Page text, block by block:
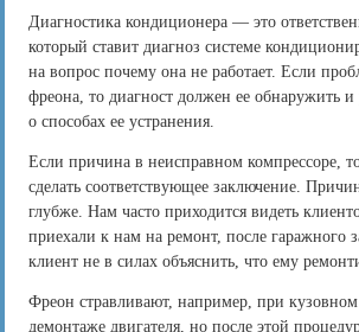
Диагностика кондиционера — это
который ставит диагноз системе
на вопрос почему она не работает. Если
фреона, то диагност должен ее обнаружить и
о способах ее устранения.
Если причина в неисправном компрессоре,
сделать соответствующее заключение.
глубже. Нам часто приходится видеть
приехали к нам на ремонт, после гаражного
клиент не в силах объяснить, что ему
Фреон стравливают, например, при
демонтаже двигателя, но после этой